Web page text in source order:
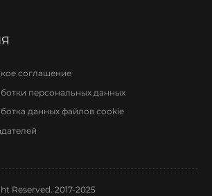
соглашение
персональных данных
данных файлов cookie
Reserved. 2017-2025